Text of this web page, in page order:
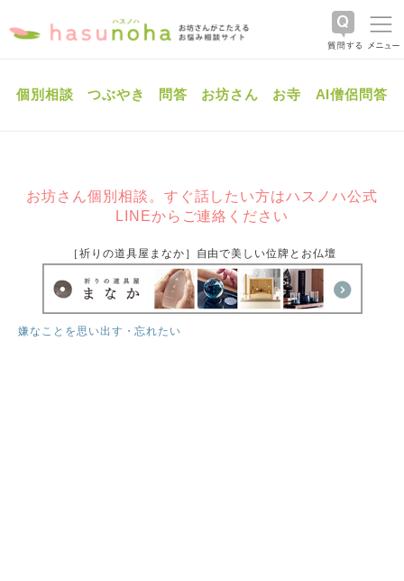
個別相談 つぶやき 問答 お坊さん お寺 AI僧侶問答
お坊さん個別相談。すぐ話したい方はハスノハ公式
LINEからご連絡ください
［祈りの道具屋まなか］自由で美しい位牌とお仏壇
嫌なことを思い出す・忘れたい